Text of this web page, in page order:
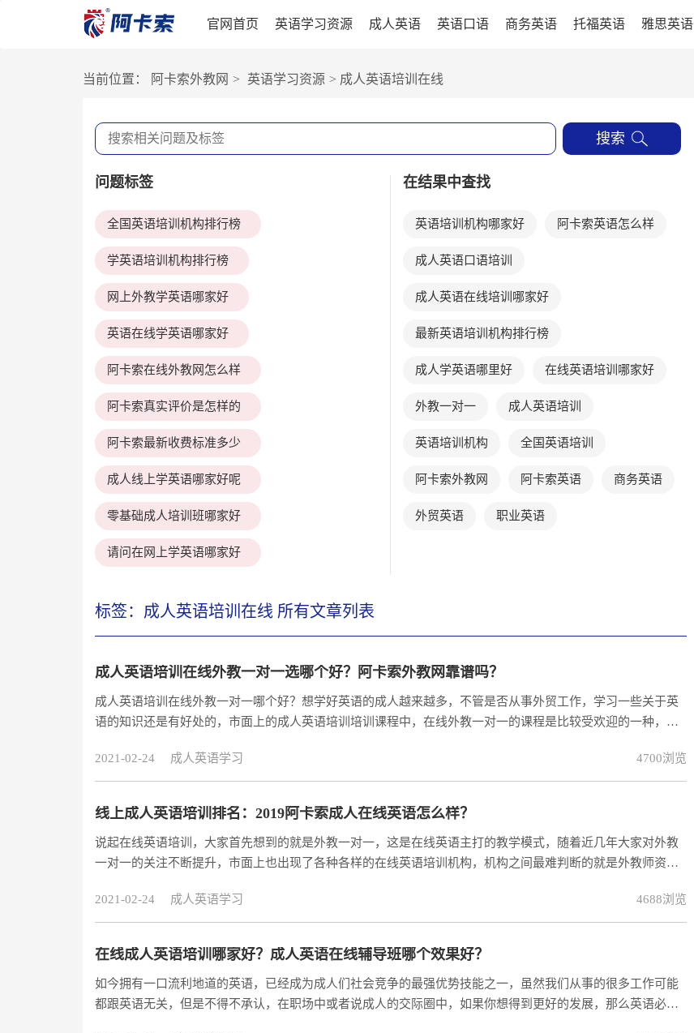
官网首页 英语学习资源 成人英语 英语口语 商务英语 托福英语 雅思英语
当前位置： 阿卡索外教网 > 英语学习资源 > 成人英语培训在线
搜索
问题标签
全国英语培训机构排行榜
学英语培训机构排行榜
网上外教学英语哪家好
英语在线学英语哪家好
阿卡索在线外教网怎么样
阿卡索真实评价是怎样的
阿卡索最新收费标准多少
成人线上学英语哪家好呢
零基础成人培训班哪家好
请问在网上学英语哪家好
在结果中查找
英语培训机构哪家好 阿卡索英语怎么样
成人英语口语培训
成人英语在线培训哪家好
最新英语培训机构排行榜
成人学英语哪里好 在线英语培训哪家好
外教一对一 成人英语培训
英语培训机构 全国英语培训
阿卡索外教网 阿卡索英语 商务英语
外贸英语 职业英语
标签：成人英语培训在线 所有文章列表
成人英语培训在线外教一对一选哪个好？阿卡索外教网靠谱吗？
成人英语培训在线外教一对一哪个好？想学好英语的成人越来越多，不管是否从事外贸工作，学习一些关于英
语的知识还是有好处的，市面上的成人英语培训培训课程中，在线外教一对一的课程是比较受欢迎的一种，而
绍。成人英语培训，需要的是一种纯正的语言学习环境，并且对教员的口语发音要求也是比较高的，要想在实
体机构找到适合自己的成人英语培训课程并不容易，一来实体机构
2021-02-24 成人英语学习 4700浏览
线上成人英语培训排名：2019阿卡索成人在线英语怎么样？
说起在线英语培训，大家首先想到的就是外教一对一，这是在线英语主打的教学模式，随着近几年大家对外教
一对一的关注不断提升，市面上也出现了各种各样的在线英语培训机构，机构之间最难判断的就是外教师资。
英语好。我们可以看出当下外教英语培训市场乱象，竞争激烈，导致机构专业外教师资供应不足，部分无量机
构只在乎利益，不惜聘用无教学资格和经验的外教上课，十
2021-02-24 成人英语学习 4688浏览
在线成人英语培训哪家好？成人英语在线辅导班哪个效果好？
如今拥有一口流利地道的英语，已经成为成人们社会竞争的最强优势技能之一，虽然我们从事的很多工作可能
都跟英语无关，但是不得不承认，在职场中或者说成人的交际圈中，如果你想得到更好的发展，那么英语必须